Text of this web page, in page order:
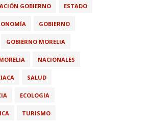
GOBIERNO ESTADO
GOBIERNO
GOBIERNO MORELIA
NACIONALES
SALUD
ECOLOGIA
TURISMO